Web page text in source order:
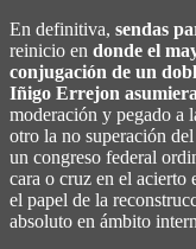
En definitiva, sendas
reinicio en donde el
conjugación de un
Iñigo Errejon
moderación y pegado a
otro la no superación
un congreso federal
cara o cruz en el acierto
el papel de la
absoluto en ámbito